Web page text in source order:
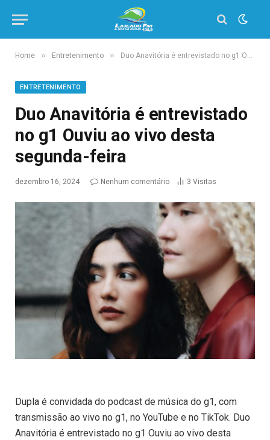
Home » Entretenimento » Duo Anavitória é entrevistado no g1 Ouviu ao vivo desta segunda-feira
ENTRETENIMENTO
Duo Anavitória é entrevistado
no g1 Ouviu ao vivo desta
segunda-feira
dezembro 16, 2024 Nenhum comentário 3 Visitas
Dupla é convidada do podcast de música do g1, com
transmissão ao vivo no g1, no YouTube e no TikTok. Duo
Anavitória é entrevistado no g1 Ouviu ao vivo desta